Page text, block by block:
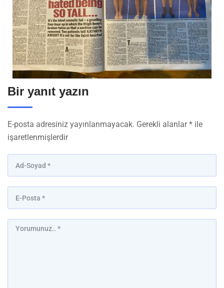
Bir yanıt yazın
E-posta adresiniz yayınlanmayacak. Gerekli alanlar* ile
işaretlenmişlerdir